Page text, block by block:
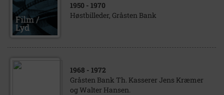
1950 - 1970
Høstbilleder, Gråsten Bank
1968 - 1972
Gråsten Bank Th. Kasserer Jens Kræmer
og Walter Hansen.